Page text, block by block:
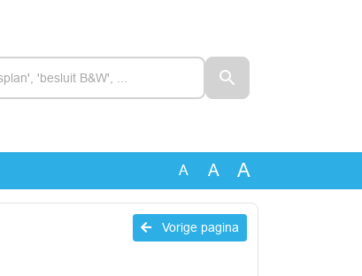
A A A
Vorige pagina